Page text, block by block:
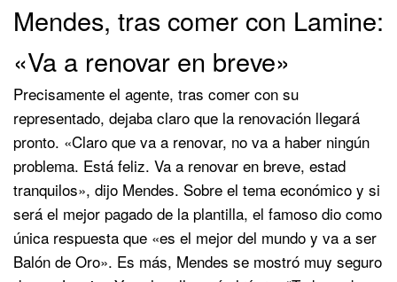
Mendes, tras comer con Lamine:
«Va a renovar en breve»
Precisamente el agente, tras comer con su
representado, dejaba claro que la renovación llegará
pronto. «Claro que va a renovar, no va a haber ningún
problema. Está feliz. Va a renovar en breve, estad
tranquilos», dijo Mendes. Sobre el tema económico y si
será el mejor pagado de la plantilla, el famoso dio como
única respuesta que «es el mejor del mundo y va a ser
Balón de Oro». Es más, Mendes se mostró muy seguro